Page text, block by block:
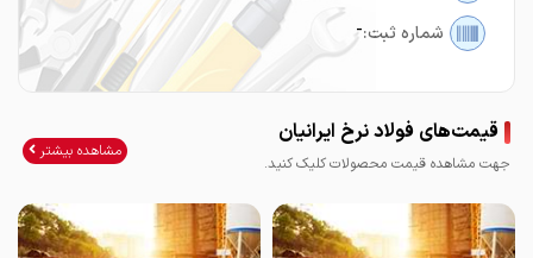
شماره ثبت:-
قیمت‌های فولاد نرخ ایرانیان
جهت مشاهده قیمت محصولات کلیک کنید.
مشاهده بیشتر